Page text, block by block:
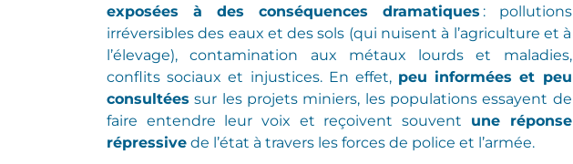
exposées à des conséquences dramatiques : pollutions
irréversibles des eaux et des sols (qui nuisent à l’agriculture et à
l’élevage),contamination aux métaux lourds et maladies,
conflits sociaux et injustices.En effet, peu informées et peu
consultées sur les projets miniers, les populationsessayent de
faire entendre leur voix et reçoivent souvent une réponse
répressive de l’état à travers les forces de police et l’armée.